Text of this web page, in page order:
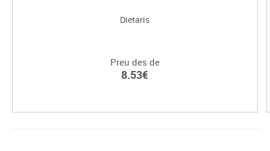
Dietaris
Preu des de
8.53€